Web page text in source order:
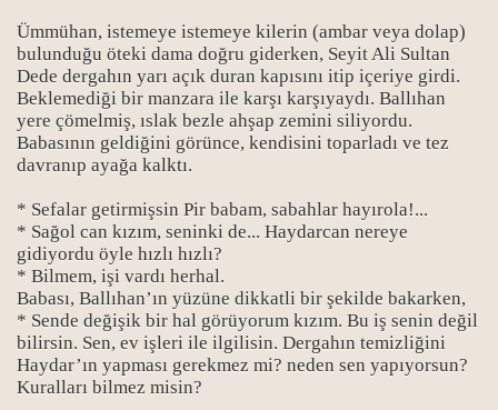
Ümmühan, istemeye istemeye kilerin (ambar veya dolap)
bulunduğu öteki dama doğru giderken, Seyit Ali Sultan
Dede dergahın yarı açık duran kapısını itip içeriye girdi.
Beklemediği bir manzara ile karşı karşıyaydı. Ballıhan
yere çömelmiş, ıslak bezle ahşap zemini siliyordu.
Babasının geldiğini görünce, kendisini toparladı ve tez
davranıp ayağa kalktı.
* Sefalar getirmişsin Pir babam, sabahlar hayırola!...
* Sağol can kızım, seninki de... Haydarcan nereye
gidiyordu öyle hızlı hızlı?
* Bilmem, işi vardı herhal.
Babası, Ballıhan’ın yüzüne dikkatli bir şekilde bakarken,
* Sende değişik bir hal görüyorum kızım. Bu iş senin değil
bilirsin. Sen, ev işleri ile ilgilisin. Dergahın temizliğini
Haydar’ın yapması gerekmez mi? neden sen yapıyorsun?
Kuralları bilmez misin?